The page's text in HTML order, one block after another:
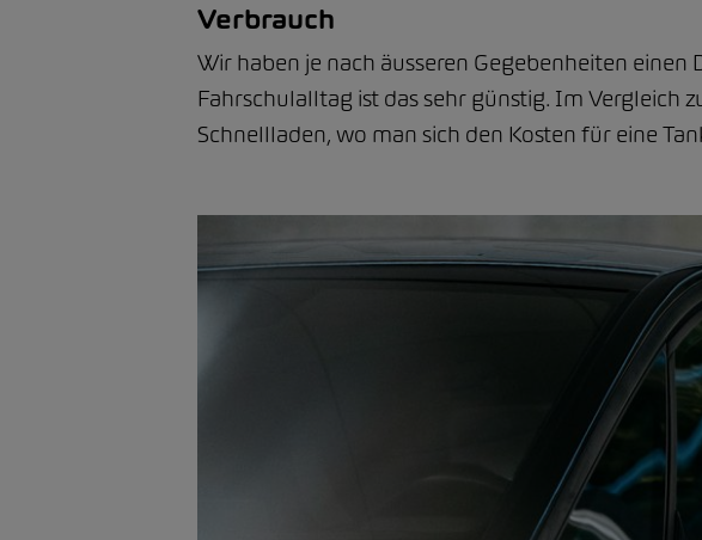
Verbrauch
Wir haben je nach äusseren Gegebenheiten
Fahrschulalltag ist das sehr günstig. Im Vergleich
Schnellladen, wo man sich den Kosten für eine